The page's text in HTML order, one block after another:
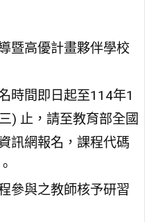
暨高優計畫夥伴學校
時間即日起至114年1
) 止，請至教育部全國
訊網報名，課程代碼
參與之教師核予研習